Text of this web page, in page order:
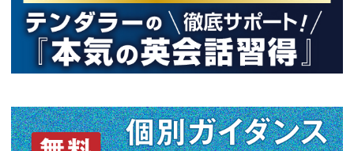
2026年07月13日
ビジネス英会話を独学で勉強されてい
2026年07月06日